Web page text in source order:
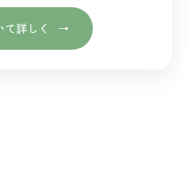
詳しく